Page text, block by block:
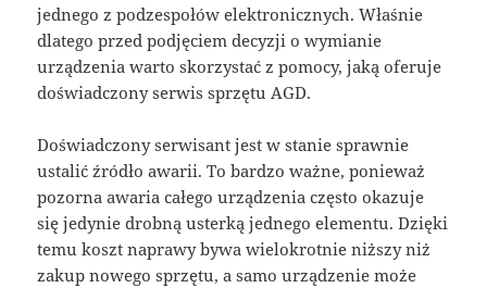
jednego z podzespołów elektronicznych. Właśnie
dlatego przed podjęciem decyzji o wymianie
urządzenia warto skorzystać z pomocy, jaką oferuje
doświadczony serwis sprzętu AGD.
Doświadczony serwisant jest w stanie sprawnie
ustalić źródło awarii. To bardzo ważne, ponieważ
pozorna awaria całego urządzenia często okazuje
się jedynie drobną usterką jednego elementu. Dzięki
temu koszt naprawy bywa wielokrotnie niższy niż
zakup nowego sprzętu, a samo urządzenie może